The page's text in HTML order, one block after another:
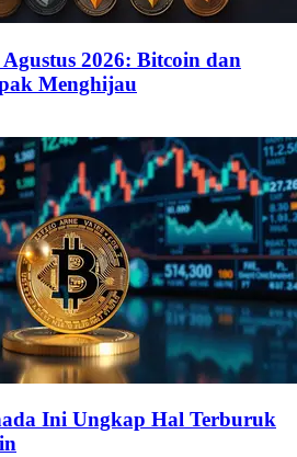
2026: Bitcoin dan
Menghijau
Ini Ungkap Hal Terburuk